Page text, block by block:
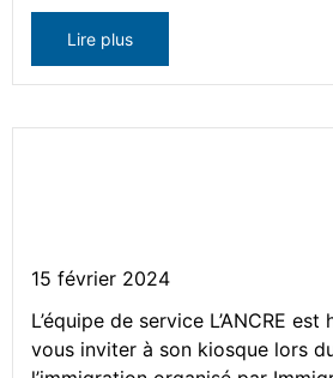
Lire plus
15 février 2024
L’équipe de service L’ANCRE est
vous inviter à son kiosque lors